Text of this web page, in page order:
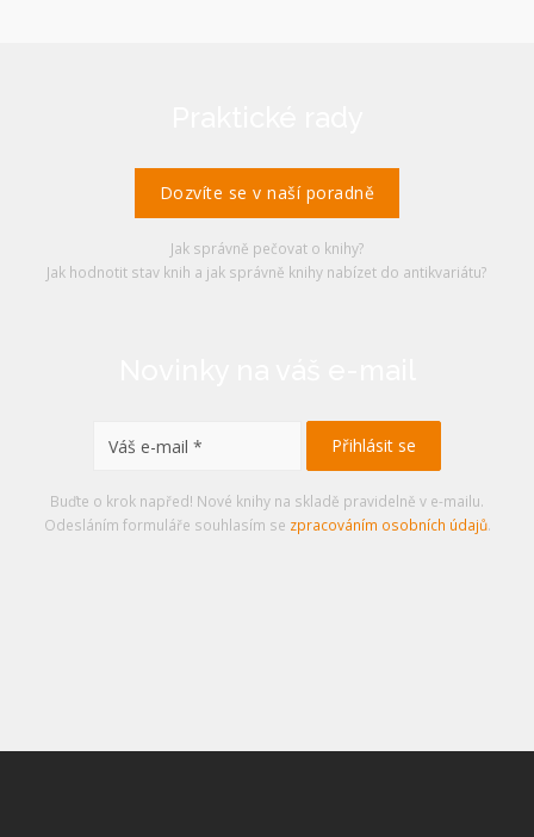
Dozvíte se v naší poradně
Jak správně pečovat o knihy?
Jak hodnotit stav knih a jak správně knihy nabízet do antikvariátu?
Buďte o krok napřed! Nové knihy na skladě pravidelně v e-mailu.
Odesláním formuláře souhlasím se zpracováním osobních údajů.